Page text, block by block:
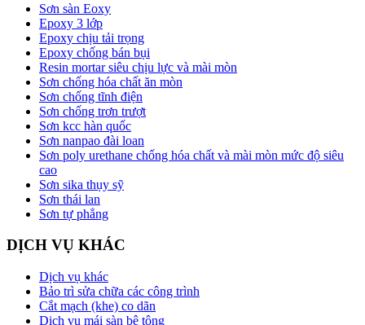
Sơn sàn Eoxy
Epoxy 3 lớp
Epoxy chịu tải trọng
Epoxy chống bán bụi
Resin mortar siêu chịu lực và mài mòn
Sơn chống hóa chất ăn mòn
Sơn chống tĩnh điện
Sơn chống trơn trượt
Sơn kcc hàn quốc
Sơn nanpao đài loan
Sơn poly urethane chống hóa chất và mài mòn mức độ siêu
cao
Sơn sika thụy sỹ
Sơn thái lan
Sơn tự phẳng
DỊCH VỤ KHÁC
Dịch vụ khác
Bảo trì sửa chữa các công trình
Cắt mạch (khe) co dãn
Dịch vụ mái sàn bê tông